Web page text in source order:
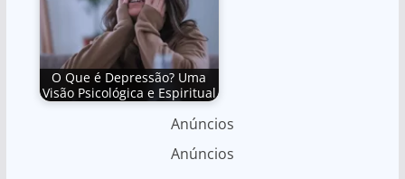
O Que é Depressão? Uma
Visão Psicológica e Espiritual
Anúncios
Anúncios